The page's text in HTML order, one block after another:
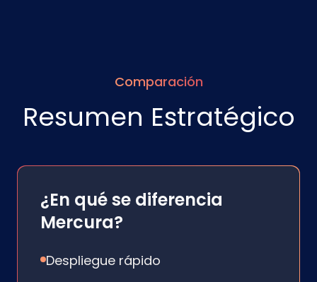
Comparación
Resumen Estratégico
¿En qué se diferencia
Mercura?
Despliegue rápido